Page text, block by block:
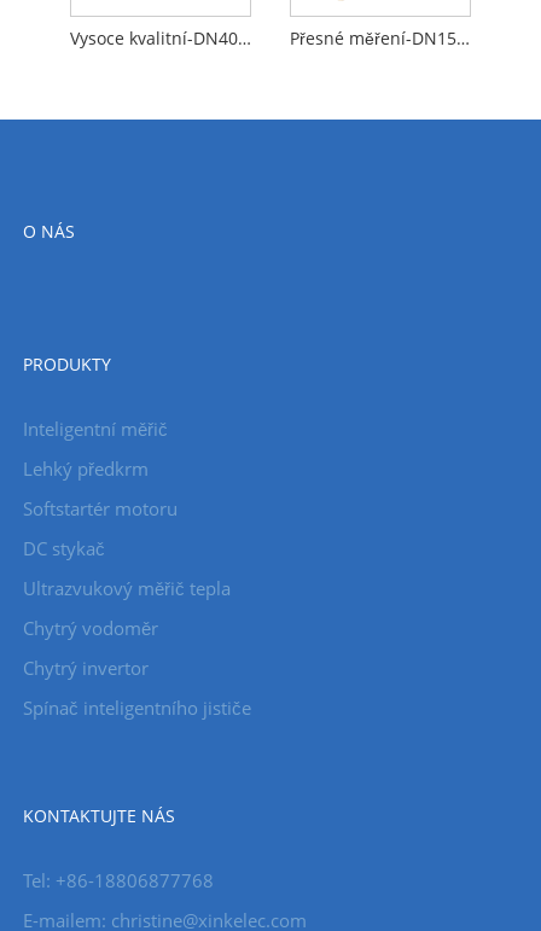
Vysoce kvalitní-DN40-ultrazvukový vodoměr s RS485 Modbus (m-bus) Přesné měření-DN15-NB-IOT Ultrazvukový vodoměr
O NÁS
PRODUKTY
Inteligentní měřič
Lehký předkrm
Softstartér motoru
DC stykač
Ultrazvukový měřič tepla
Chytrý vodoměr
Chytrý invertor
Spínač inteligentního jističe
KONTAKTUJTE NÁS
Tel: +86-18806877768
E-mailem: christine@xinkelec.com